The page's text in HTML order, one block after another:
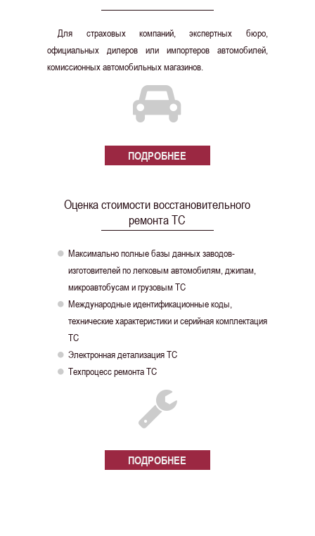
Для страховых компаний, экспертных бюро,
официальных дилеров или импортеров автомобилей,
комиссионных автомобильных магазинов.
ПОДРОБНЕЕ
Оценка стоимости восстановительного
ремонта ТС

Максимально полные базы данных заводов-
изготовителей по легковым автомобилям, джипам,
микроавтобусам и грузовым ТС

Международные идентификационные коды,
технические характеристики и серийная комплектация
ТС
 Электронная детализация ТС
 Техпроцесс ремонта ТС
ПОДРОБНЕЕ